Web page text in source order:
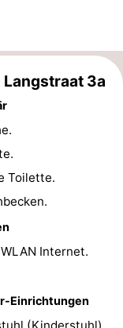
Langstraat 3a
Toilette.
Internet.
Einrichtungen